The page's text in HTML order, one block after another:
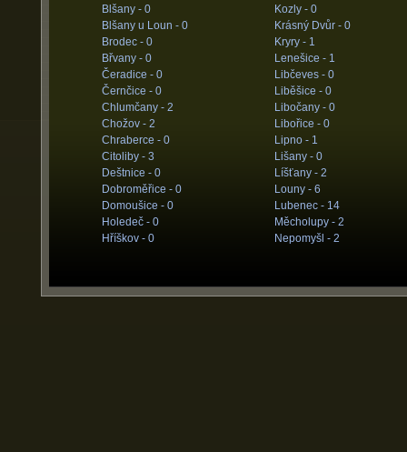
Blšany - 0
Blšany u Loun - 0
Brodec - 0
Břvany - 0
Čeradice - 0
Černčice - 0
Chlumčany - 2
Chožov - 2
Chraberce - 0
Citoliby - 3
Deštnice - 0
Dobroměřice - 0
Domoušice - 0
Holedeč - 0
Hříškov - 0
Kozly - 0
Krásný Dvůr - 0
Kryry - 1
Lenešice - 1
Libčeves - 0
Liběšice - 0
Libočany - 0
Libořice - 0
Lipno - 1
Lišany - 0
Líšťany - 2
Louny - 6
Lubenec - 14
Měcholupy - 2
Nepomyšl - 2